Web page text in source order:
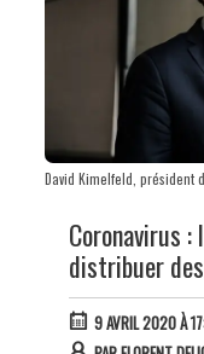
David Kimelfeld, président
Coronavirus :
distribuer
9 AVRIL 2020 À